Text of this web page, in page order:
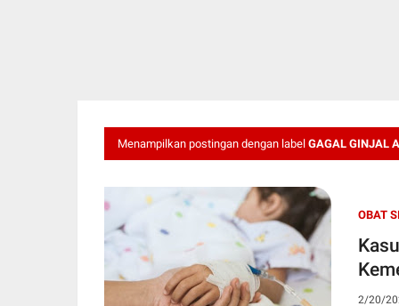
Menampilkan postingan dengan label GAGAL GINJAL
OBAT
2/20/